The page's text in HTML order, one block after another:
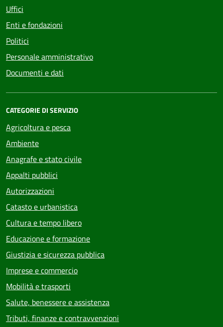
Uffici
Enti e fondazioni
Politici
Personale amministrativo
Documenti e dati
CATEGORIE DI SERVIZIO
Agricoltura e pesca
Ambiente
Anagrafe e stato civile
Appalti pubblici
Autorizzazioni
Catasto e urbanistica
Cultura e tempo libero
Educazione e formazione
Giustizia e sicurezza pubblica
Imprese e commercio
Mobilità e trasporti
Salute, benessere e assistenza
Tributi, finanze e contravvenzioni